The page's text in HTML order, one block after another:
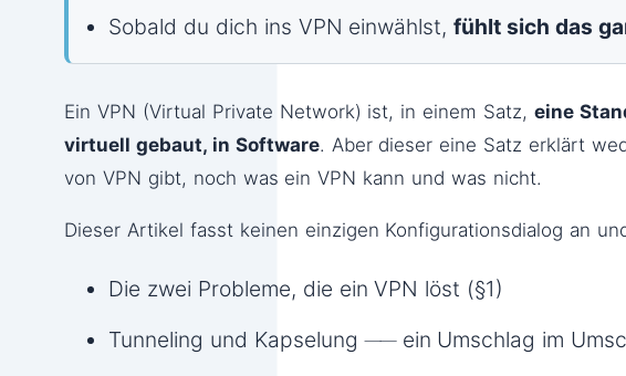
Sobald du dich ins VPN einwählst,fühlt sich das
Ein VPN (Virtual Private Network) ist, in einem Satz, eine
virtuell gebaut, in Software. Aber dieser eine Satz erklärt
von VPN gibt, noch was ein VPN kann und was nicht.
Dieser Artikel fasst keinen einzigen Konfigurationsdialog an
Die zwei Probleme, die ein VPN löst (§1)
Tunneling und Kapselung ── ein Umschlag im